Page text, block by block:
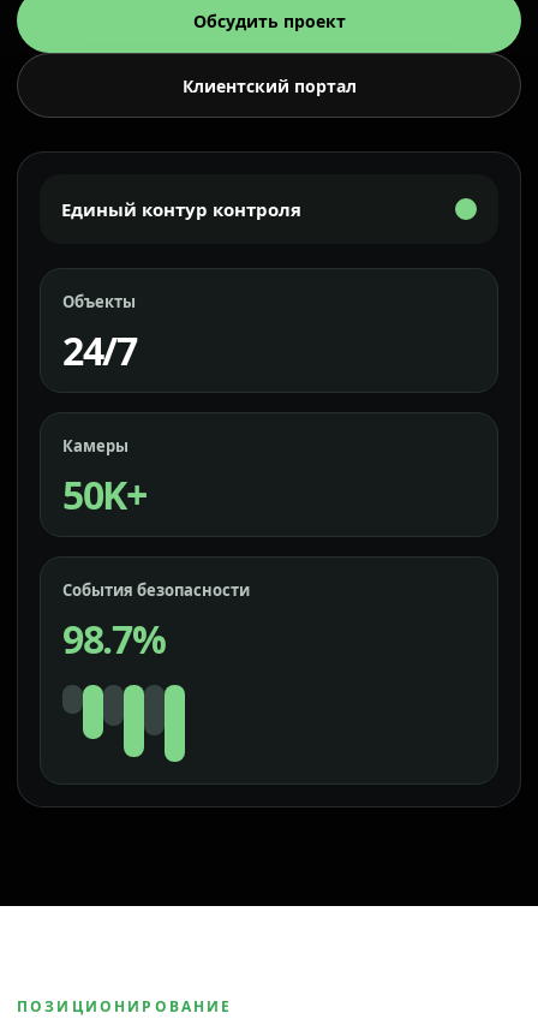
Обсудить проект
Клиентский портал
Единый контур контроля
Объекты
24/7
Камеры
50K+
События безопасности
98.7%
ПОЗИЦИОНИРОВАНИЕ